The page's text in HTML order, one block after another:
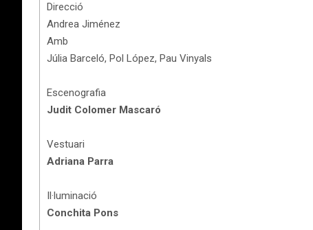
Direcció
Andrea Jiménez
Amb
Júlia Barceló, Pol López, Pau Vinyals
Escenografia
Judit Colomer Mascaró
Vestuari
Adriana Parra
Il·luminació
Conchita Pons